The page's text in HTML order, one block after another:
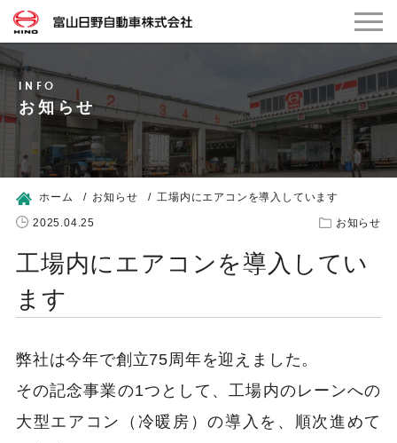
お知らせ
ホーム お知らせ 工場内にエアコンを導入しています
2025.04.25 お知らせ
工場内にエアコンを導入してい
ます
弊社は今年で創立75周年を迎えました。
その記念事業の1つとして、工場内のレーンへの
大型エアコン（冷暖房）の導入を、順次進めて